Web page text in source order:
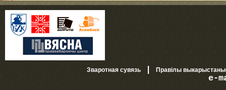
Зваротная сувязь|Правілы
e-